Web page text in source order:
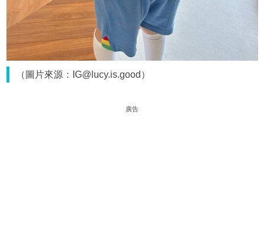
（圖片來源：IG@lucy.is.good）
廣告